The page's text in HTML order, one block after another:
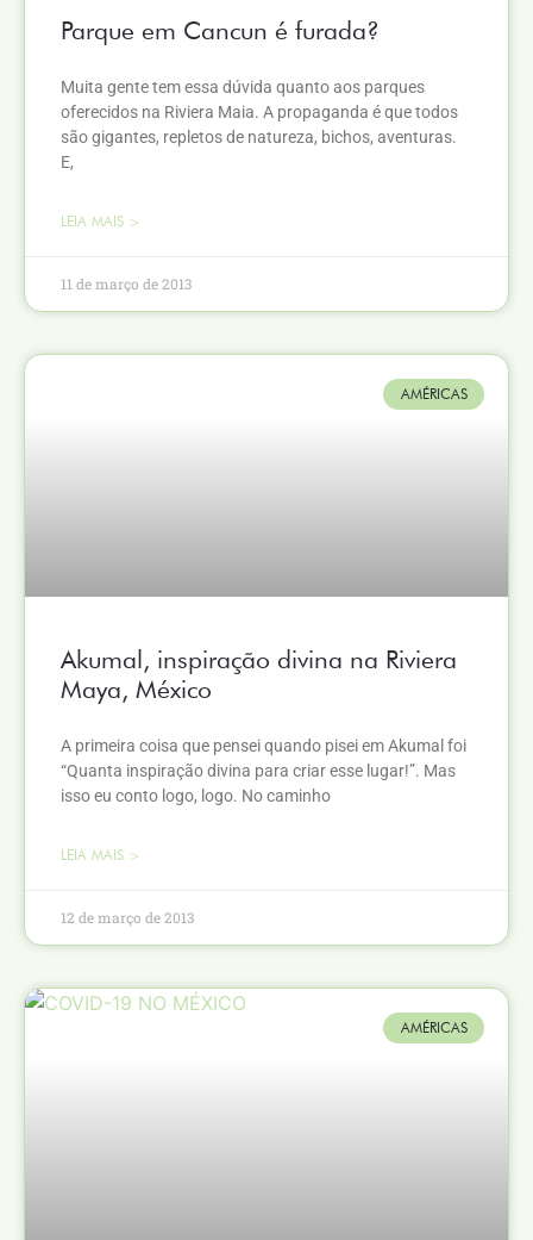
Parque em Cancun é furada?
Muita gente tem essa dúvida quanto aos parques
oferecidos na Riviera Maia. A propaganda é que todos
são gigantes, repletos de natureza, bichos, aventuras.
E,
LEIA MAIS >
11 de março de 2013
AMÉRICAS
Akumal, inspiração divina na Riviera
Maya, México
A primeira coisa que pensei quando pisei em Akumal foi
“Quanta inspiração divina para criar esse lugar!”. Mas
isso eu conto logo, logo. No caminho
LEIA MAIS >
12 de março de 2013
AMÉRICAS